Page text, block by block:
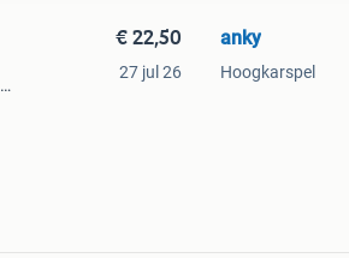
€ 22,50
27 jul 26
anky
Hoogkarspel